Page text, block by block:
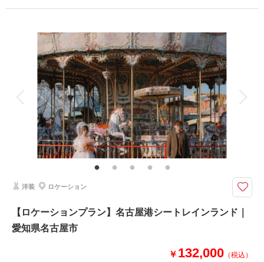
撮影料 新婦衣装1着 新郎衣装
着付け ヘアメイク 小物一式
アルバム データ 40 カット 台紙付写真
衣装追加 会食 挙式
家族と撮影 家族用衣装レンタル ペットと撮影
その他含むもの
マタニティ衣装。 オプションにてヘアメイク可。
女性フォトグラファー指名可能。今しか残せない「家族写真」を。
妊婦期間という大切な時間を切り取るマタニティフォト。ママと家族の大切
な瞬間を撮影しましょう。女性カメラマン指名可。おしゃれなマタニティ衣
マタニティ衣装＆私服の2着プラン等もございます。
洋装 ロケーション
【ロケーションプラン】名古屋港シートレインランド｜
愛知県名古屋市
￥ 132,000 （税込）